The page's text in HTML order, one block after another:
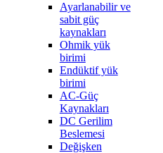
Ayarlanabilir ve
sabit güç
kaynakları
Ohmik yük
birimi
Endüktif yük
birimi
AC-Güç
Kaynakları
DC Gerilim
Beslemesi
Değişken